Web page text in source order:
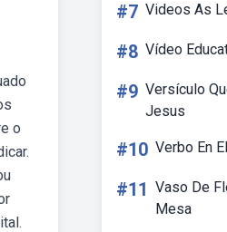
o
#7 Videos As
#8 Vídeo
#9 Versículo
Jesus
#10 Verbo En
#11 Vaso De
Mesa